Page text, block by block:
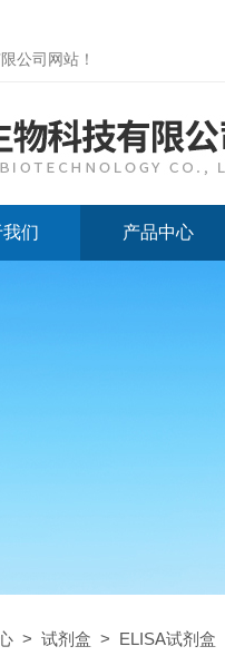
公司网站 ！
们 产品中心
> 试剂盒 > ELISA试剂盒